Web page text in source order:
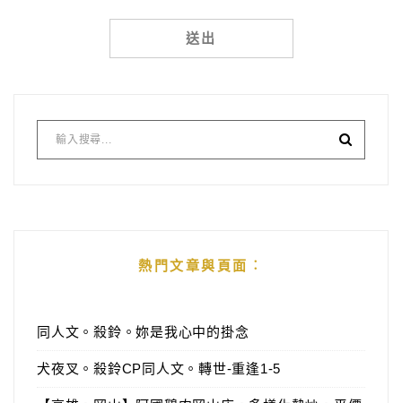
熱門文章與頁面︰
同人文。殺鈴。妳是我心中的掛念
犬夜叉。殺鈴CP同人文。轉世-重逢1-5